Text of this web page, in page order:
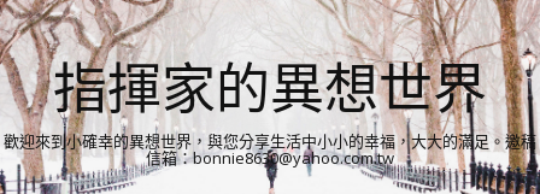
指揮家的異想世界
歡迎來到小確幸的異想世界，與您分享生活中小小的幸福，大大的滿足。邀稿
信箱：bonnie8630@yahoo.com.tw